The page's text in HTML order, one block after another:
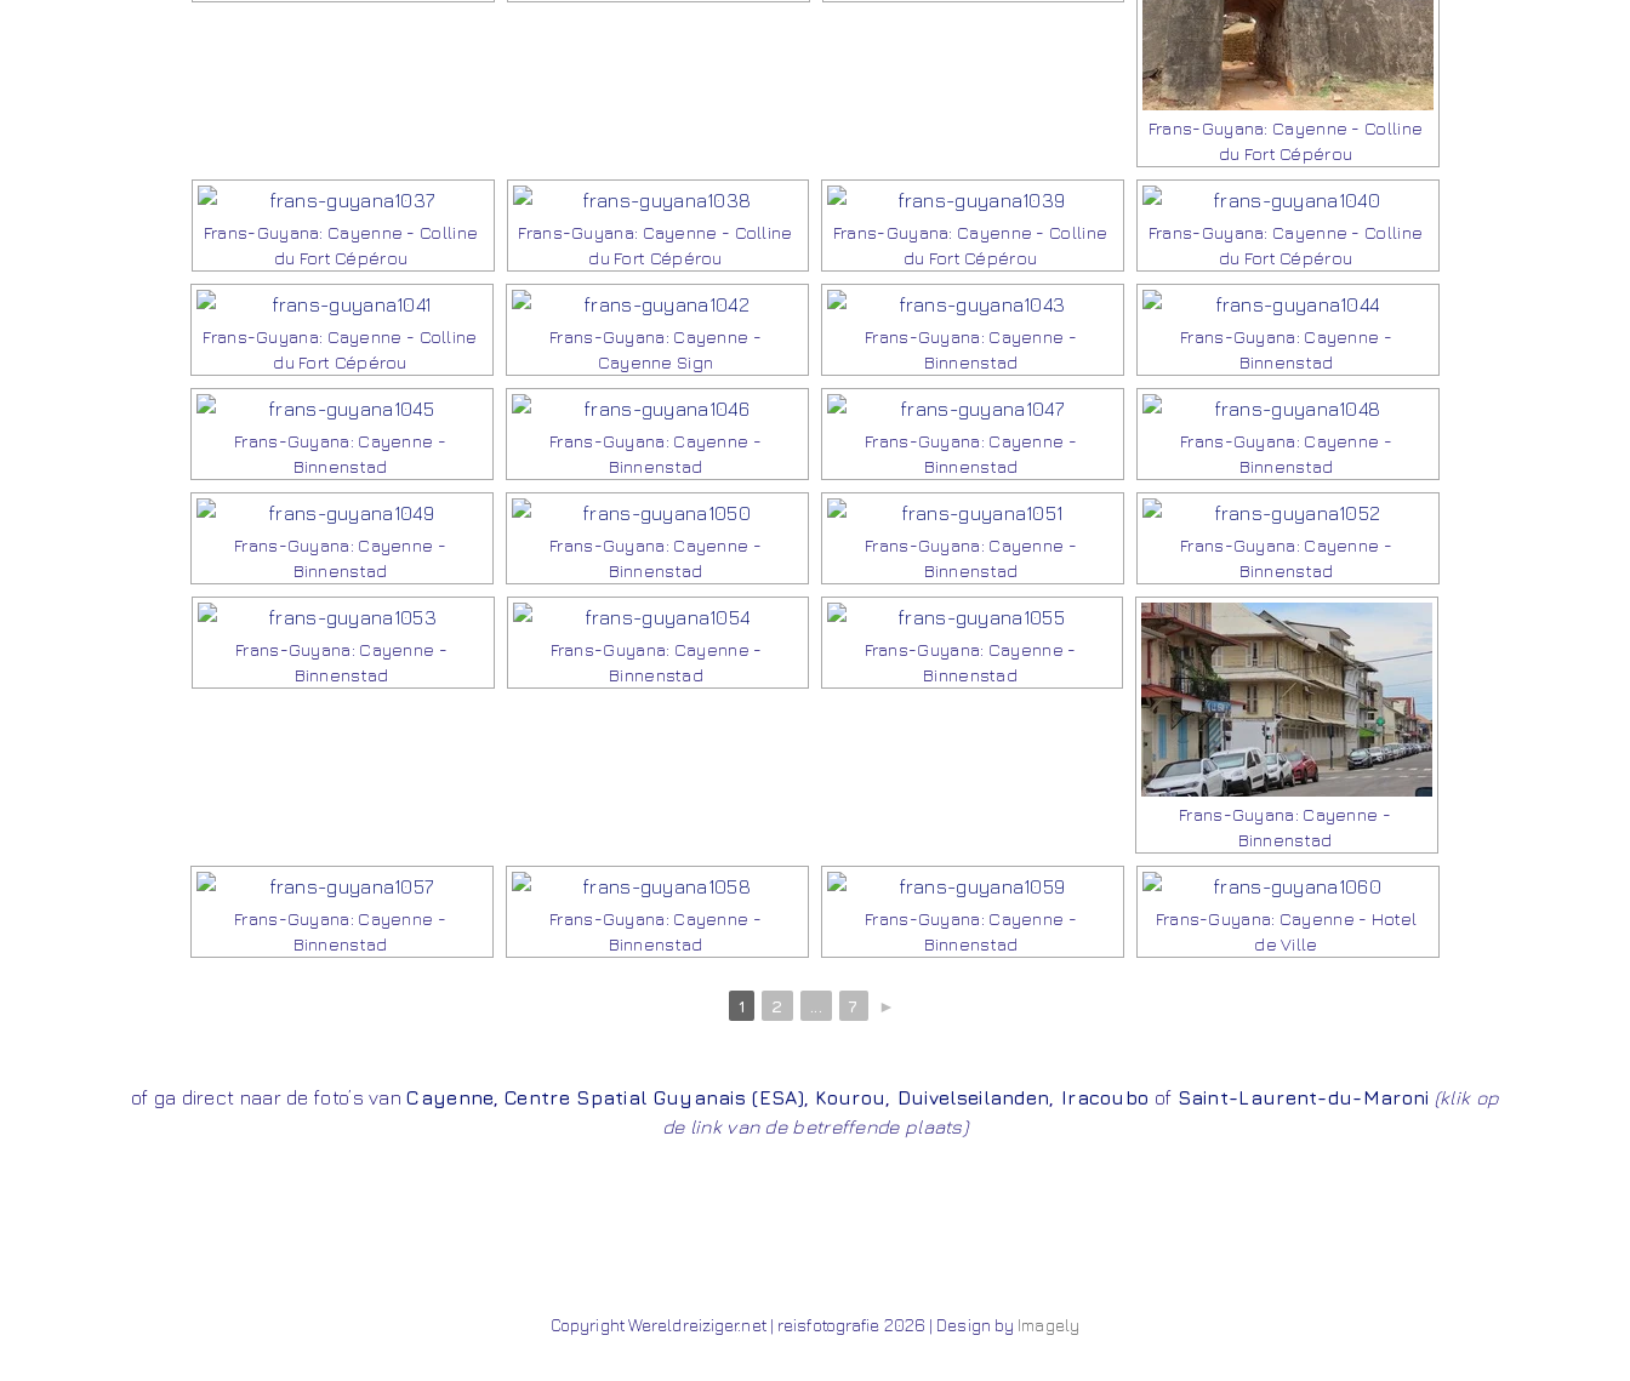
Frans-Guyana: Cayenne - Colline
du Fort Cépérou
Frans-Guyana: Cayenne - Colline
du Fort Cépérou
Frans-Guyana: Cayenne - Colline
du Fort Cépérou
Frans-Guyana: Cayenne - Colline
du Fort Cépérou
Frans-Guyana: Cayenne - Colline
du Fort Cépérou
Frans-Guyana: Cayenne - Colline
du Fort Cépérou
Frans-Guyana: Cayenne -
Cayenne Sign
Frans-Guyana: Cayenne -
Binnenstad
Frans-Guyana: Cayenne -
Binnenstad
Frans-Guyana: Cayenne -
Binnenstad
Frans-Guyana: Cayenne -
Binnenstad
Frans-Guyana: Cayenne -
Binnenstad
Frans-Guyana: Cayenne -
Binnenstad
Frans-Guyana: Cayenne -
Binnenstad
Frans-Guyana: Cayenne -
Binnenstad
Frans-Guyana: Cayenne -
Binnenstad
Frans-Guyana: Cayenne -
Binnenstad
Frans-Guyana: Cayenne -
Binnenstad
Frans-Guyana: Cayenne -
Binnenstad
Frans-Guyana: Cayenne -
Binnenstad
Frans-Guyana: Cayenne -
Binnenstad
Frans-Guyana: Cayenne -
Binnenstad
Frans-Guyana: Cayenne -
Binnenstad
Frans-Guyana: Cayenne -
Binnenstad
Frans-Guyana: Cayenne - Hotel
de Ville
1 2 7 ►
of ga direct naar de foto’s vanCayenne ,Centre Spatial Guyanais (ESA) Kourou Duivelseilanden Iracoubo of Saint-Laurent-du-Maroni (klik op
de link van de betreffende plaats)
Copyright Wereldreiziger.net | reisfotografie 2026 | Design by Imagely